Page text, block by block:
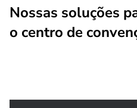
Nossas soluções
o centro de